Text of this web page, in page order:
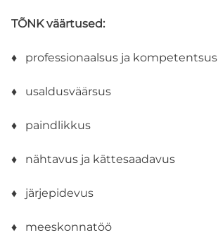
TÕNK väärtused:
♦ professionaalsus ja kompetentsus
♦ usaldusväärsus
♦ paindlikkus
♦ nähtavus ja kättesaadavus
♦ järjepidevus
♦ meeskonnatöö